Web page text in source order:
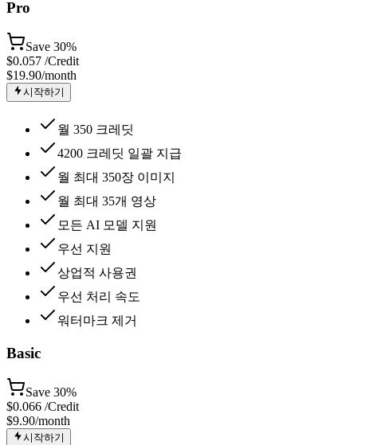
Pro
Save 30%
$0.057 /Credit
$19.90/month
시작하기
월 350 크레딧
4200 크레딧 일괄 지급
월 최대 350장 이미지
월 최대 35개 영상
모든 AI 모델 지원
우선 지원
상업적 사용권
우선 처리 속도
워터마크 제거
Basic
Save 30%
$0.066 /Credit
$9.90/month
시작하기